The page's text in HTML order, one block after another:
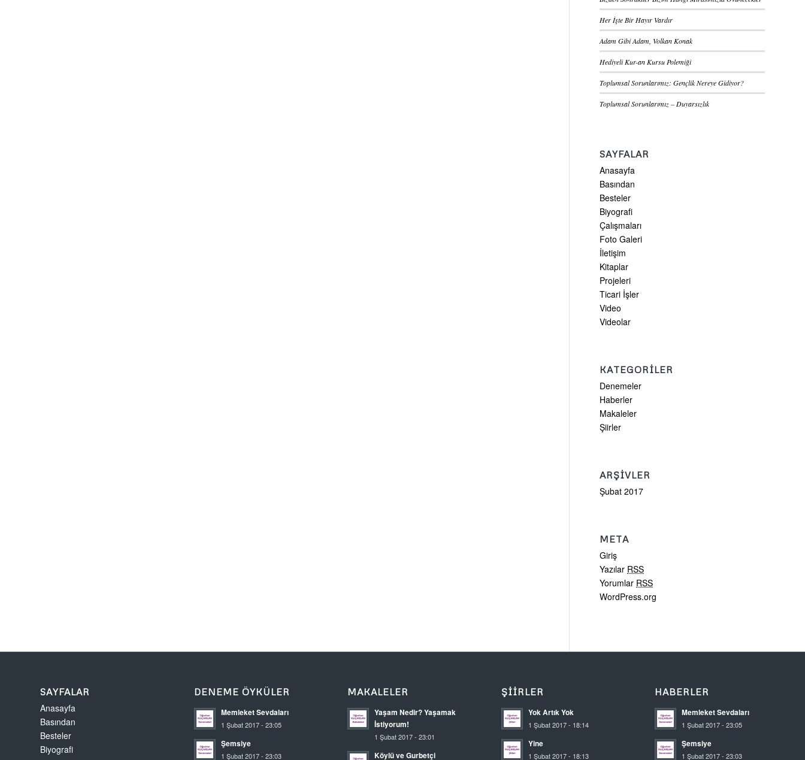
Her İşte Bir Hayır Vardır
Adam Gibi Adam, Volkan Konak
Hediyeli Kur-an Kursu Polemiği
Toplumsal Sorunlarımız: Gençlik Nereye Gidiyor?
Toplumsal Sorunlarımız – Duyarsızlık
SAYFALAR
Anasayfa
Basından
Besteler
Biyografi
Çalışmaları
Foto Galeri
İletişim
Kitaplar
Projeleri
Ticari İşler
Video
Videolar
KATEGORILER
Denemeler
Haberler
Makaleler
Şiirler
ARŞIVLER
Şubat 2017
META
Giriş
Yazılar RSS
Yorumlar RSS
WordPress.org
SAYFALAR
Anasayfa
Basından
Besteler
Biyografi
DENEME ÖYKÜLER
Memleket Sevdaları
1 Şubat 2017 - 23:05
Şemsiye
1 Şubat 2017 - 23:03
MAKALELER
Yaşam Nedir? Yaşamak
İstiyorum!
1 Şubat 2017 - 23:01
Köylü ve Gurbetçi
ŞIIRLER
Yok Artık Yok
1 Şubat 2017 - 18:14
Yine
1 Şubat 2017 - 18:13
HABERLER
Memleket Sevdaları
1 Şubat 2017 - 23:05
Şemsiye
1 Şubat 2017 - 23:03